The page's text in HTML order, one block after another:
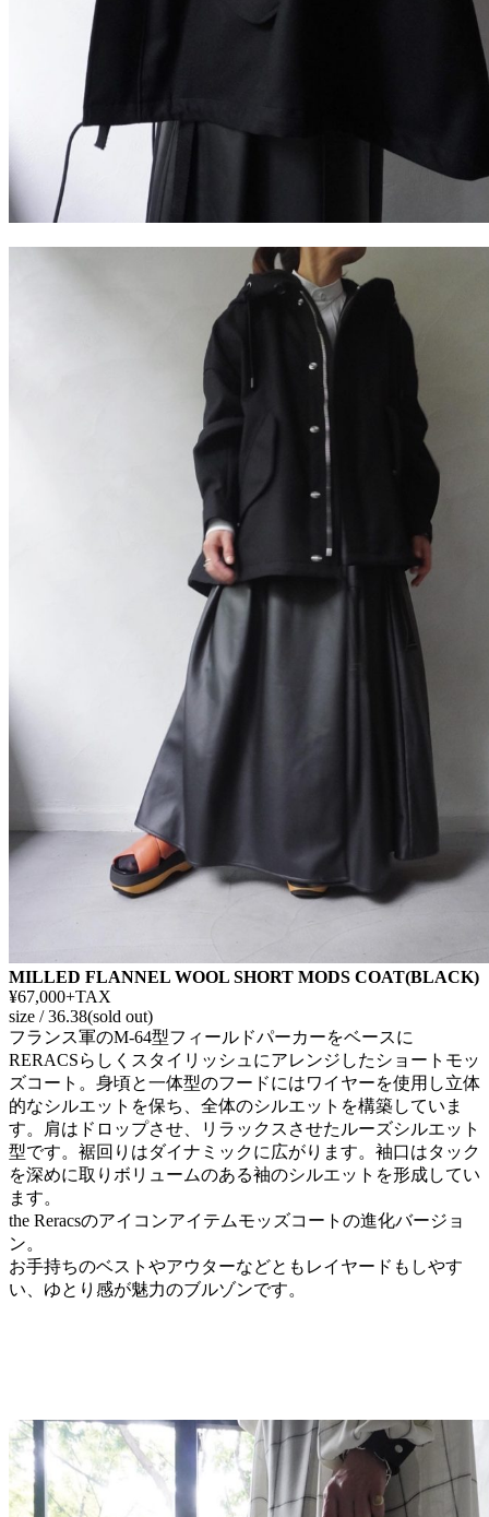
MILLED FLANNEL WOOL SHORT MODS COAT(BLACK)
¥67,000+TAX
size / 36.38(sold out)
フランス軍のM-64型フィールドパーカーをベースに
RERACSらしくスタイリッシュにアレンジしたショートモッ
ズコート。身頃と一体型のフードにはワイヤーを使用し立体
的なシルエットを保ち、全体のシルエットを構築していま
す。肩はドロップさせ、リラックスさせたルーズシルエット
型です。裾回りはダイナミックに広がります。袖口はタック
を深めに取りボリュームのある袖のシルエットを形成してい
ます。
the Reracsのアイコンアイテムモッズコートの進化バージョ
ン。
お手持ちのベストやアウターなどともレイヤードもしやす
い、ゆとり感が魅力のブルゾンです。